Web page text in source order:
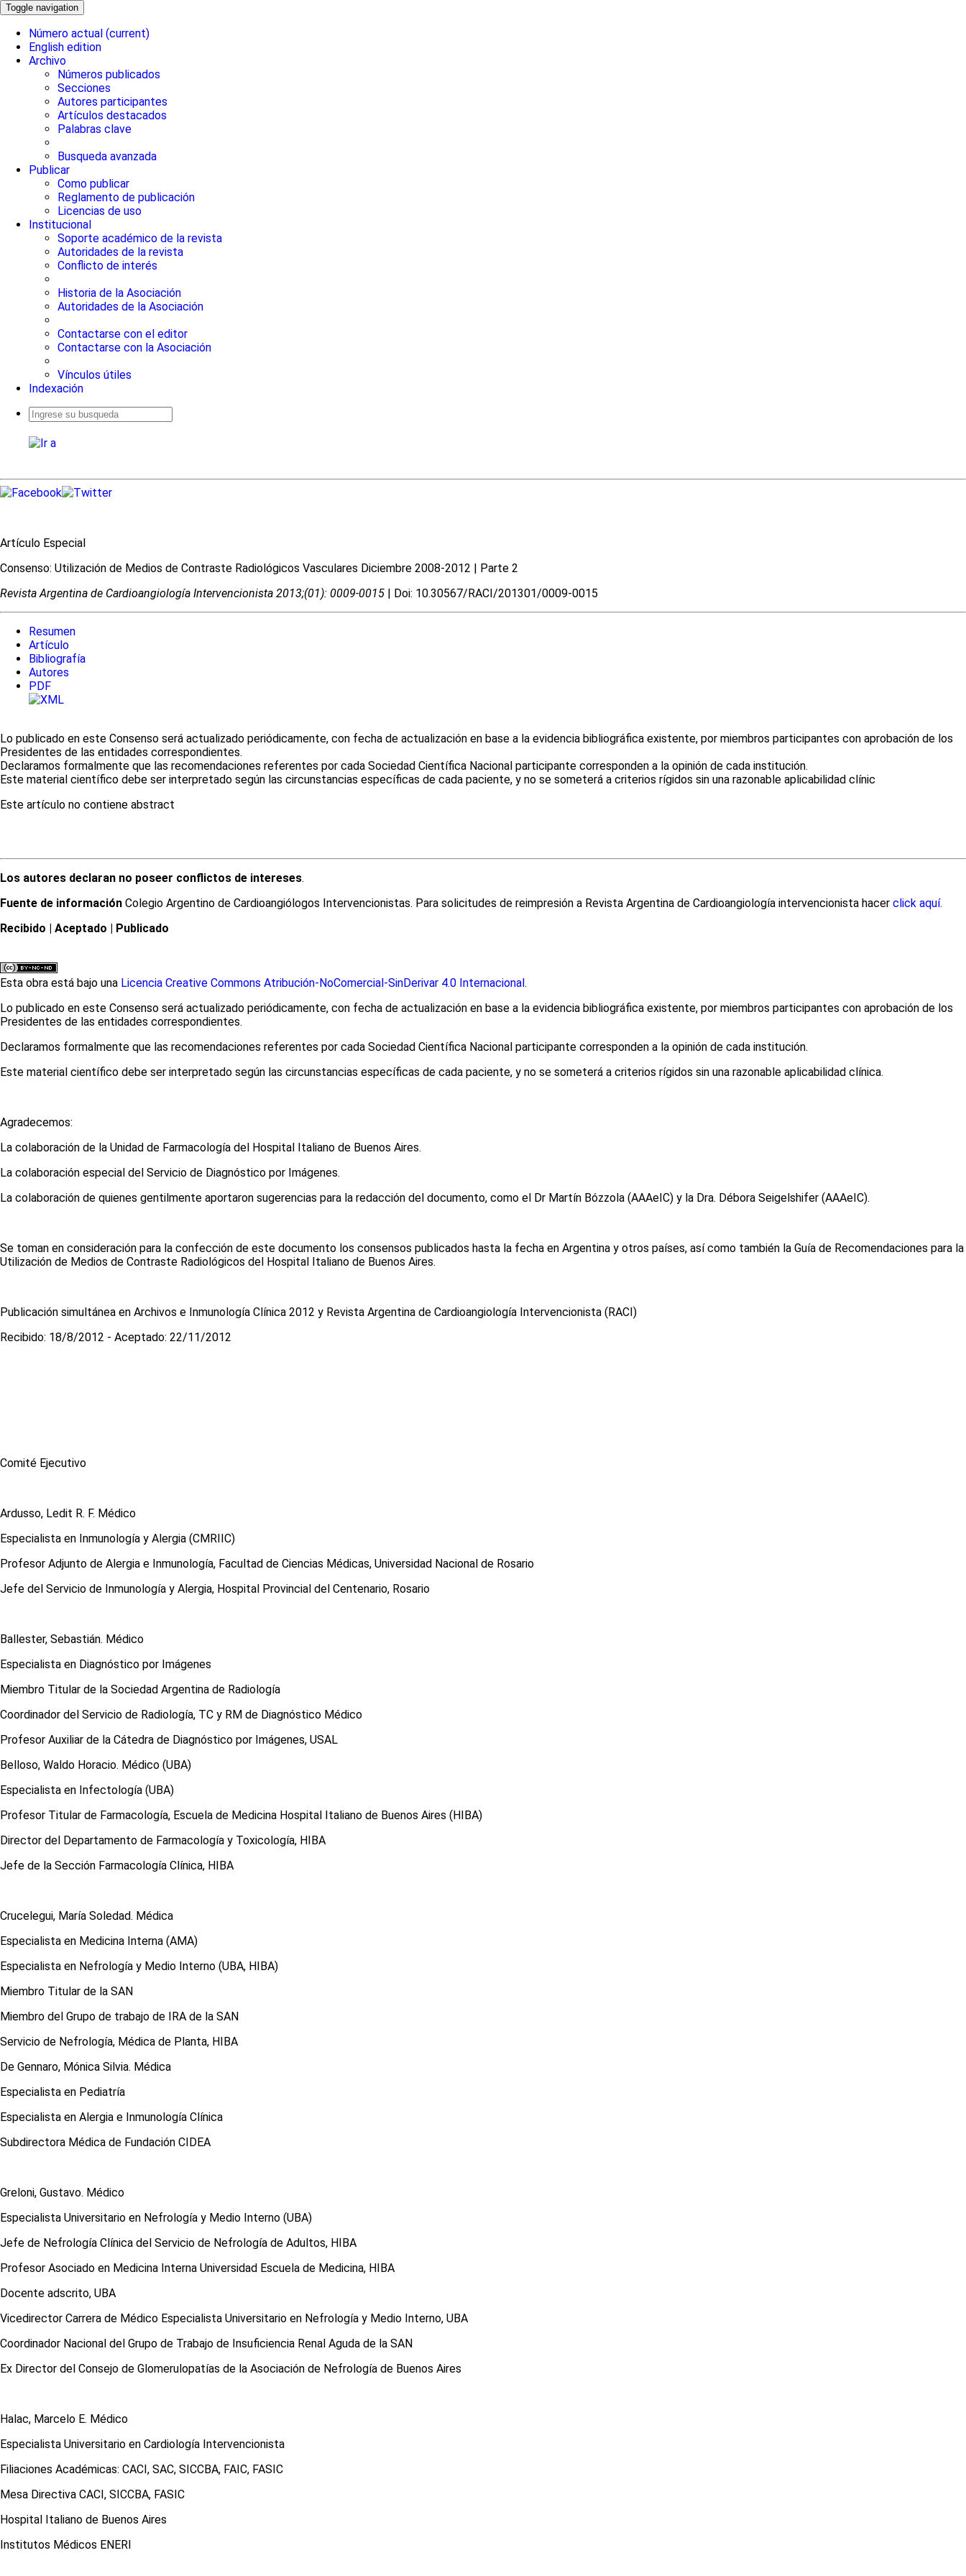
Toggle navigation
Número actual (current)
English edition
Archivo
Números publicados
Secciones
Autores participantes
Artículos destacados
Palabras clave
Busqueda avanzada
Publicar
Como publicar
Reglamento de publicación
Licencias de uso
Institucional
Soporte académico de la revista
Autoridades de la revista
Conflicto de interés
Historia de la Asociación
Autoridades de la Asociación
Contactarse con el editor
Contactarse con la Asociación
Vínculos útiles
Indexación
Artículo Especial
Consenso: Utilización de Medios de Contraste Radiológicos Vasculares Diciembre 2008-2012 | Parte 2
Revista Argentina de Cardioangiologí­a Intervencionista 2013;(01): 0009-0015 | Doi: 10.30567/RACI/201301/0009-0015
Resumen
Artículo
Bibliografía
Autores
PDF
Lo publicado en este Consenso será actualizado periódicamente, con fecha de actualización en base a la evidencia bibliográfica existente, por miembros participantes con aprobación de los
Presidentes de las entidades correspondientes.
Declaramos formalmente que las recomendaciones referentes por cada Sociedad Científica Nacional participante corresponden a la opinión de cada institución.
Este material científico debe ser interpretado según las circunstancias específicas de cada paciente, y no se someterá a criterios rígidos sin una razonable aplicabilidad clínic
Este artículo no contiene abstract
Los autores declaran no poseer conflictos de intereses.
Fuente de información Colegio Argentino de Cardioangiólogos Intervencionistas. Para solicitudes de reimpresión a Revista Argentina de Cardioangiología intervencionista hacer click aquí.
Recibido | Aceptado | Publicado
Esta obra está bajo una Licencia Creative Commons Atribución-NoComercial-SinDerivar 4.0 Internacional.
Lo publicado en este Consenso será actualizado periódicamente, con fecha de actualización en base a la evidencia bibliográfica existente, por miembros participantes con aprobación de los
Presidentes de las entidades correspondientes.
Declaramos formalmente que las recomendaciones referentes por cada Sociedad Científica Nacional participante corresponden a la opinión de cada institución.
Este material científico debe ser interpretado según las circunstancias específicas de cada paciente, y no se someterá a criterios rígidos sin una razonable aplicabilidad clínica.
Agradecemos:
La colaboración de la Unidad de Farmacología del Hospital Italiano de Buenos Aires.
La colaboración especial del Servicio de Diagnóstico por Imágenes.
La colaboración de quienes gentilmente aportaron sugerencias para la redacción del documento, como el Dr Martín Bózzola (AAAeIC) y la Dra. Débora Seigelshifer (AAAeIC).
Se toman en consideración para la confección de este documento los consensos publicados hasta la fecha en Argentina y otros países, así como también la Guía de Recomendaciones para la
Utilización de Medios de Contraste Radiológicos del Hospital Italiano de Buenos Aires.
Publicación simultánea en Archivos e Inmunología Clínica 2012 y Revista Argentina de Cardioangiología Intervencionista (RACI)
Recibido: 18/8/2012 - Aceptado: 22/11/2012
Comité Ejecutivo
Ardusso, Ledit R. F. Médico
Especialista en Inmunología y Alergia (CMRIIC)
Profesor Adjunto de Alergia e Inmunología, Facultad de Ciencias Médicas, Universidad Nacional de Rosario
Jefe del Servicio de Inmunología y Alergia, Hospital Provincial del Centenario, Rosario
Ballester, Sebastián. Médico
Especialista en Diagnóstico por Imágenes
Miembro Titular de la Sociedad Argentina de Radiología
Coordinador del Servicio de Radiología, TC y RM de Diagnóstico Médico
Profesor Auxiliar de la Cátedra de Diagnóstico por Imágenes, USAL
Belloso, Waldo Horacio. Médico (UBA)
Especialista en Infectología (UBA)
Profesor Titular de Farmacología, Escuela de Medicina Hospital Italiano de Buenos Aires (HIBA)
Director del Departamento de Farmacología y Toxicología, HIBA
Jefe de la Sección Farmacología Clínica, HIBA
Crucelegui, María Soledad. Médica
Especialista en Medicina Interna (AMA)
Especialista en Nefrología y Medio Interno (UBA, HIBA)
Miembro Titular de la SAN
Miembro del Grupo de trabajo de IRA de la SAN
Servicio de Nefrología, Médica de Planta, HIBA
De Gennaro, Mónica Silvia. Médica
Especialista en Pediatría
Especialista en Alergia e Inmunología Clínica
Subdirectora Médica de Fundación CIDEA
Greloni, Gustavo. Médico
Especialista Universitario en Nefrología y Medio Interno (UBA)
Jefe de Nefrología Clínica del Servicio de Nefrología de Adultos, HIBA
Profesor Asociado en Medicina Interna Universidad Escuela de Medicina, HIBA
Docente adscrito, UBA
Vicedirector Carrera de Médico Especialista Universitario en Nefrología y Medio Interno, UBA
Coordinador Nacional del Grupo de Trabajo de Insuficiencia Renal Aguda de la SAN
Ex Director del Consejo de Glomerulopatías de la Asociación de Nefrología de Buenos Aires
Halac, Marcelo E. Médico
Especialista Universitario en Cardiología Intervencionista
Filiaciones Académicas: CACI, SAC, SICCBA, FAIC, FASIC
Mesa Directiva CACI, SICCBA, FASIC
Hospital Italiano de Buenos Aires
Institutos Médicos ENERI